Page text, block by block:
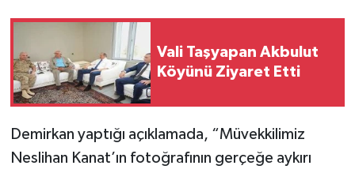
Vali Taşyapan Akbulut
Köyünü Ziyaret Etti
Demirkan yaptığı açıklamada, “Müvekkilimiz
Neslihan Kanat’ın fotoğrafının gerçeğe aykırı